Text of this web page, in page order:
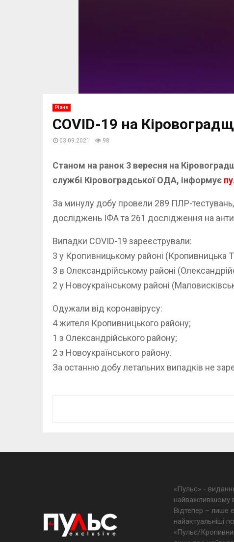
Різне
COVID-19 на
03.09.2021 98
Станом на ранок 3 вересня на
службі Кіровоградської ОДА, інформує
За минулу добу провели 289 ПЛР-тестувань,
досліджень ІФА та 261 дослідження на
Випадки COVID-19 зареєстрували:
3 у Кропивницькому районі (Кропивницька
3 в Олександрійському районі
2 у Новоукраїнському районі
Одужали від коронавірусу:
4 жителя Кропивницького району;
1 з Олександрійського району;
2 з Новоукраїнського району.
За останню добу летальних випадків не
«Пульс» -
найважливішому
Відтепер – лише
найактуальніші
«Пульс/